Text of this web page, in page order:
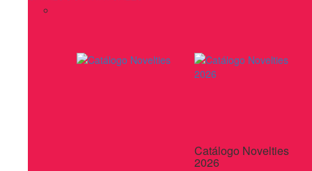
Catálogo Novelties
2026